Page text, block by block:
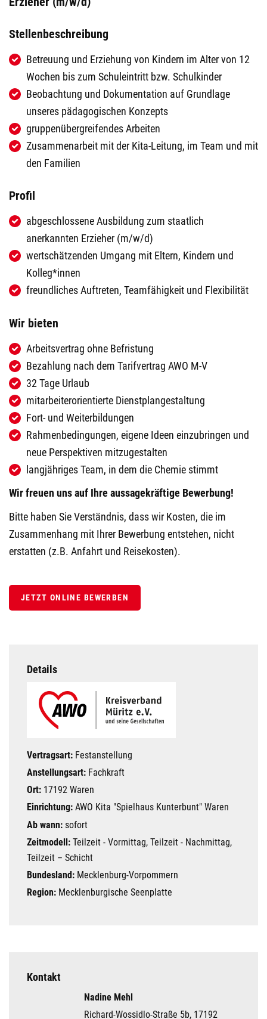
Details
Vertragsart: Festanstellung
Anstellungsart: Fachkraft
Ort: 17192 Waren
Einrichtung: AWO Kita "Spielhaus Kunterbunt" Waren
Ab wann: sofort
Zeitmodell: Teilzeit - Vormittag, Teilzeit - Nachmittag,
Teilzeit – Schicht
Bundesland: Mecklenburg-Vorpommern
Region: Mecklenburgische Seenplatte
Kontakt
Nadine Mehl
Richard-Wossidlo-Straße 5b, 17192
Stellenbeschreibung
Betreuung und Erziehung von Kindern im Alter von 12
Wochen bis zum Schuleintritt bzw. Schulkinder
Beobachtung und Dokumentation auf Grundlage
unseres pädagogischen Konzepts
gruppenübergreifendes Arbeiten
Zusammenarbeit mit der Kita-Leitung, im Team und mit
den Familien
Profil
abgeschlossene Ausbildung zum staatlich
anerkannten Erzieher (m/w/d)
wertschätzenden Umgang mit Eltern, Kindern und
Kolleg*innen
freundliches Auftreten, Teamfähigkeit und Flexibilität
Wir bieten
Arbeitsvertrag ohne Befristung
Bezahlung nach dem Tarifvertrag AWO M-V
32 Tage Urlaub
mitarbeiterorientierte Dienstplangestaltung
Fort- und Weiterbildungen
Rahmenbedingungen, eigene Ideen einzubringen und
neue Perspektiven mitzugestalten
langjähriges Team, in dem die Chemie stimmt
Wir freuen uns auf Ihre aussagekräftige Bewerbung!
Bitte haben Sie Verständnis, dass wir Kosten, die im
Zusammenhang mit Ihrer Bewerbung entstehen, nicht
erstatten (z.B. Anfahrt und Reisekosten).
JETZT ONLINE BEWERBEN